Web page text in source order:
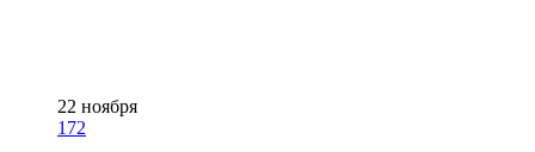
22 ноября
172